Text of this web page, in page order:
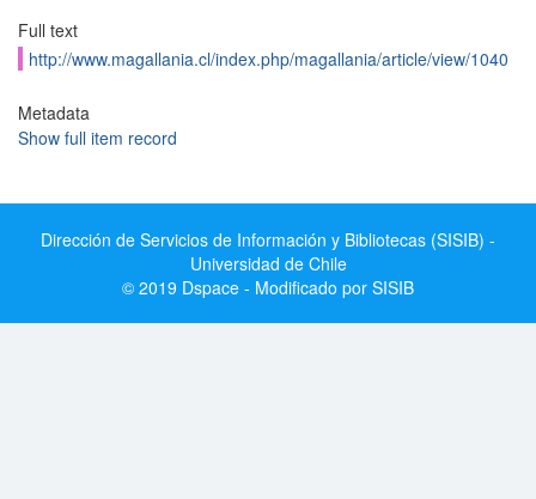
Full text
http://www.magallania.cl/index.php/magallania/article/view/1040
Metadata
Show full item record
Dirección de Servicios de Información y Bibliotecas (SISIB) -
Universidad de Chile
© 2019 Dspace - Modificado por SISIB